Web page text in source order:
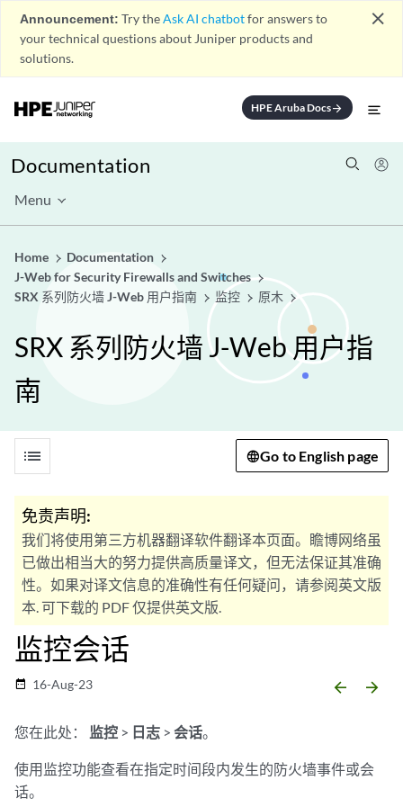
Announcement: Try theAsk AI chatbotfor answers to
your technical questions about Juniper products and
solutions.
close
HPE Aruba Docsarrow_forward
Documentation
Menu
Home
Documentation
J-Web for Security Firewalls and Switches
SRX 系列防火墙 J-Web 用户指南
监控 原木
SRX 系列防火墙 J-Web 用户指
南
list Go to English page
免责声明:
我们将使用第三方机器翻译软件翻译本页面。瞻博网络虽
已做出相当大的努力提供高质量译文，但无法保证其准确
性。如果对译文信息的准确性有任何疑问，请参阅英文版
本. 可下载的 PDF 仅提供英文版.
监控会话
date_range 16-Aug-23 arrow_backward arrow_forward
您在此处： 监控 > 日志 > 会话。
使用监控功能查看在指定时间段内发生的防火墙事件或会
话。